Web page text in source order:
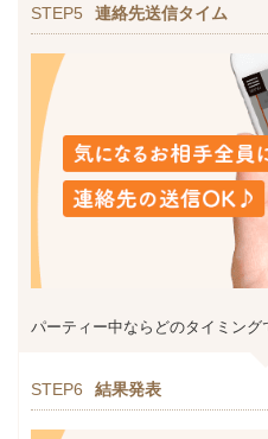
STEP5 連絡先送信タイム
パーティー中ならどのタイミング
STEP6 結果発表